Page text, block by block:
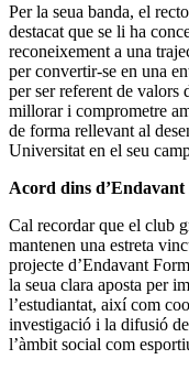
Per la seua banda, el
destacat que se li ha
reconeixement a una
per convertir-se en una
per ser referent de valors
millorar i comprometre
de forma rellevant al
Universitat en el seu
Acord dins
Cal recordar que el club
mantenen una estreta
projecte d’Endavant
la seua clara aposta per
l’estudiantat, així com
investigació i la difusió
l’àmbit social com